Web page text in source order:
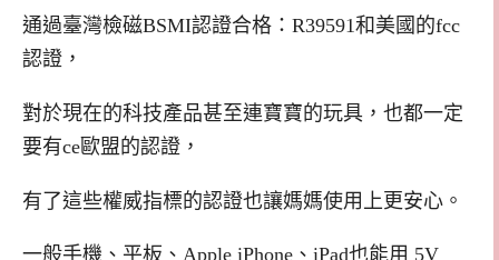
通過臺灣檢磁BSMI認證合格：R39591和美國的fcc
認證，
對於現在的科技產品甚至連寶寶的玩具，也都一定
要有ce歐盟的認證，
有了這些權威指標的認證也讓媽媽使用上更安心。
一般手機、平板、Apple iPhone、iPad也能用 5V